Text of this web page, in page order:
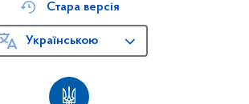
Стара версія
Українською